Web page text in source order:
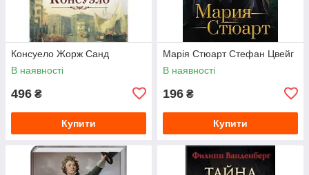
Консуело Жорж Санд
В наявності
496 ₴
Купити
Марія Стюарт Стефан Цвейг
В наявності
196 ₴
Купити